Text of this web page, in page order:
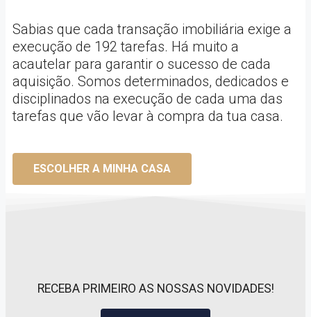
Sabias que cada transação imobiliária exige a
execução de 192 tarefas. Há muito a
acautelar para garantir o sucesso de cada
aquisição. Somos determinados, dedicados e
disciplinados na execução de cada uma das
tarefas que vão levar à compra da tua casa.
ESCOLHER A MINHA CASA
RECEBA PRIMEIRO AS NOSSAS NOVIDADES!